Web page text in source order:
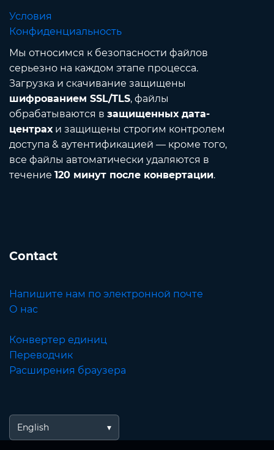
Условия
Конфиденциальность
Мы относимся к безопасности файлов
серьезно на каждом этапе процесса.
Загрузка и скачивание защищены
шифрованием SSL/TLS, файлы
обрабатываются в защищенных дата-
центрахи защищены строгим контролем
доступа & аутентификацией — кроме того,
все файлы автоматически удаляются в
течение 120 минут после конвертации.
Contact
Напишите нам по электронной почте
О нас
Конвертер единиц
Переводчик
Расширения браузера
English